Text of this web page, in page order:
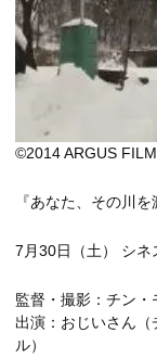
©2014 ARGUS
『あなた、その川を
7月30日（土） シネ
監督・撮影：チン・
出演：おじいさん（
ル）